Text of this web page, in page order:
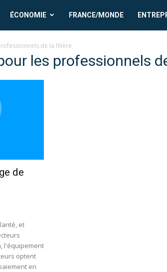
ÉCONOMIE FRANCE/MONDE
de la filière
les professionnels
de
et
l'équipement
optent
en